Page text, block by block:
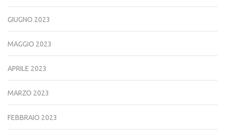
GIUGNO 2023
MAGGIO 2023
APRILE 2023
MARZO 2023
FEBBRAIO 2023